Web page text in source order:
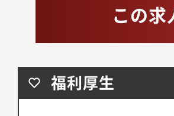
この
福利厚生